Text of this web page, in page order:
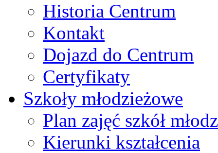
Historia Centrum
Kontakt
Dojazd do Centrum
Certyfikaty
Szkoły młodzieżowe
Plan zajęć szkół
Kierunki kształcenia